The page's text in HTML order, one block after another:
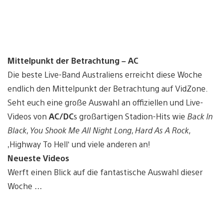
Mittelpunkt der Betrachtung – AC
Die beste Live-Band Australiens erreicht diese Woche
endlich den Mittelpunkt der Betrachtung auf VidZone.
Seht euch eine große Auswahl an offiziellen und Live-
Videos von AC/DCs großartigen Stadion-Hits wie Back In
Black, You Shook Me All Night Long, Hard As A Rock,
‚Highway To Hell‘ und viele anderen an!
Neueste Videos
Werft einen Blick auf die fantastische Auswahl dieser
Woche …